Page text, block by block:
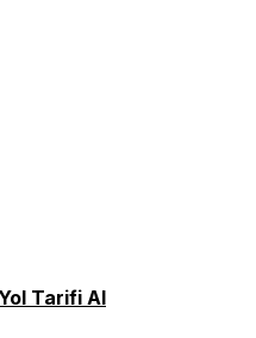
Tarifi Al